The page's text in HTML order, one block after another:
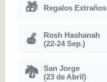
🎁 Regalos Extraños
🍎
Rosh Hashanah
(22-24 Sep.)
🐉
San Jorge
(23 de Abril)